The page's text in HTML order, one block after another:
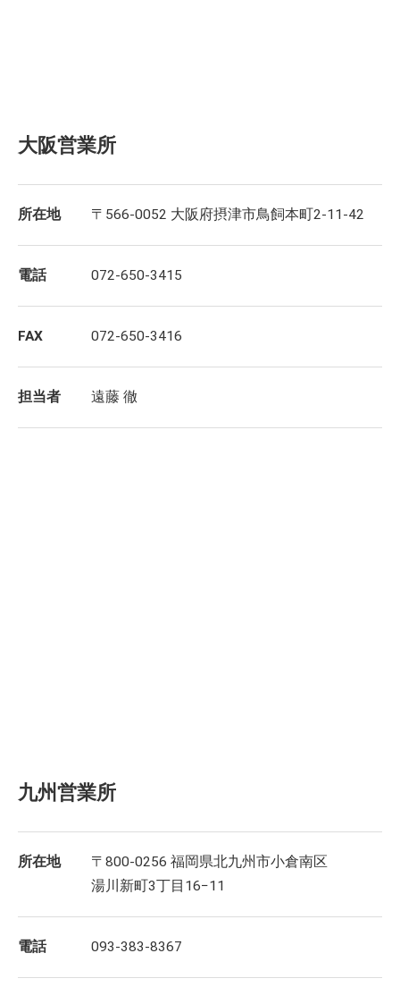
大阪営業所
所在地 〒566-0052 大阪府摂津市鳥飼本町2-11-42
電話 072-650-3415
FAX 072-650-3416
担当者 遠藤 徹
九州営業所
所在地
〒800-0256 福岡県北九州市小倉南区
湯川新町3丁目16−11
電話 093-383-8367